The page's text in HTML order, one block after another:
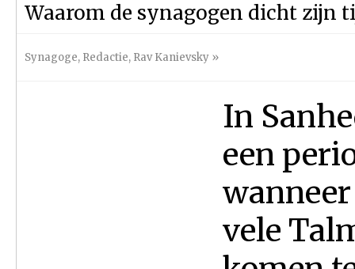
Waarom de synagogen dicht zijn
Synagoge, Redactie, Rav Kanievsky »
In
een
vele